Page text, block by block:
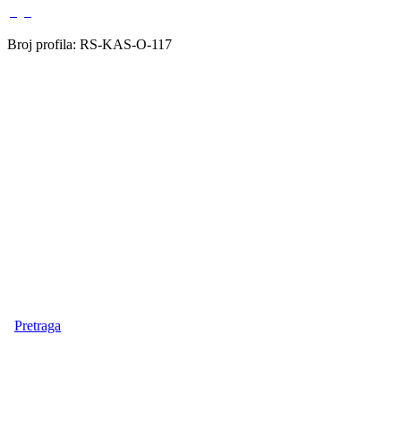
Broj profila: RS-KAS-O-117
Pretraga